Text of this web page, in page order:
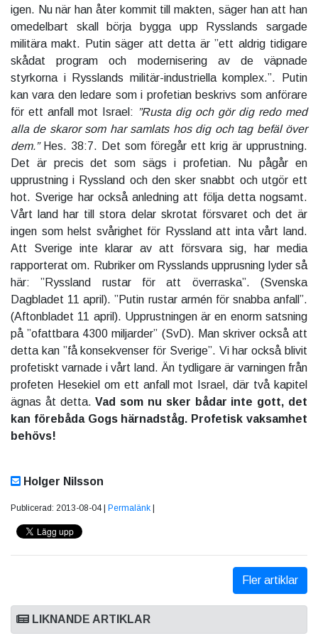
igen. Nu när han åter kommit till makten, säger han att han
omedelbart skall börja bygga upp Rysslands sargade
militära makt. Putin säger att detta är ”ett aldrig tidigare
skådat program och modernisering av de väpnade
styrkorna i Rysslands militär-industriella komplex.”. Putin
kan vara den ledare som i profetian beskrivs som anförare
för ett anfall mot Israel: ”Rusta dig och gör dig redo med
alla de skaror som har samlats hos dig och tag befäl över
dem.”Hes. 38:7. Det som föregår ett krig är upprustning.
Det är precis det som sägs i profetian. Nu pågår en
upprustning i Ryssland och den sker snabbt och utgör ett
hot. Sverige har också anledning att följa detta nogsamt.
Vårt land har till stora delar skrotat försvaret och det är
ingen som helst svårighet för Ryssland att inta vårt land.
Att Sverige inte klarar av att försvara sig, har media
rapporterat om. Rubriker om Rysslands upprusning lyder så
här: ”Ryssland rustar för att överraska”. (Svenska
Dagbladet 11 april). ”Putin rustar armén för snabba anfall”.
(Aftonbladet 11 april). Upprustningen är en enorm satsning
på ”ofattbara 4300 miljarder” (SvD). Man skriver också att
detta kan ”få konsekvenser för Sverige”. Vi har också blivit
profetiskt varnade i vårt land. Än tydligare är varningen från
profeten Hesekiel om ett anfall mot Israel, där två kapitel
ägnas åt detta.Vad som nu sker bådar inte gott, det
kan förebåda Gogs härnadståg. Profetisk vaksamhet
behövs!
Holger Nilsson
Publicerad: 2013-08-04 | Permalänk
Fler artiklar
LIKNANDE ARTIKLAR